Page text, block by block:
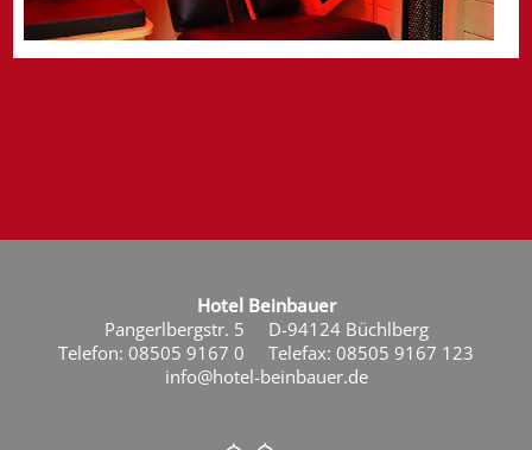
Hotel Beinbauer
Pangerlbergstr. 5
D-94124 Büchlberg
Telefon: 08505 9167 0
Telefax: 08505 9167 123
info@hotel-beinbauer.de